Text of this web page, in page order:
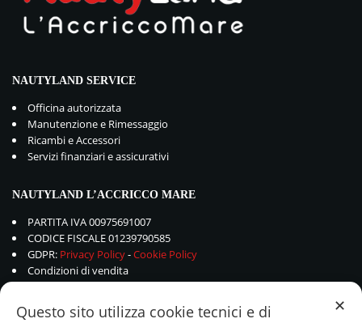
NAUTYLAND SERVICE
Officina autorizzata
Manutenzione e Rimessaggio
Ricambi e Accessori
Servizi finanziari e assicurativi
NAUTYLAND L’ACCRICCO MARE
PARTITA IVA 00975691007
CODICE FISCALE 01239790585
GDPR: Privacy Policy-Cookie Policy
Condizioni di vendita
✕
Questo sito utilizza cookie tecnici e di